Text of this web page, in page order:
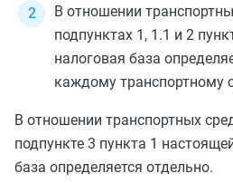
В отношении
подпунктах 1 , 1.1 и 2
налоговая база
каждому транспортному
В отношении транспортных
подпункте 3 пункта 1
база определяется отдельно.